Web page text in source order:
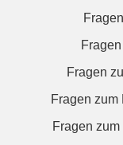
Fragen
Fragen zum
Fragen